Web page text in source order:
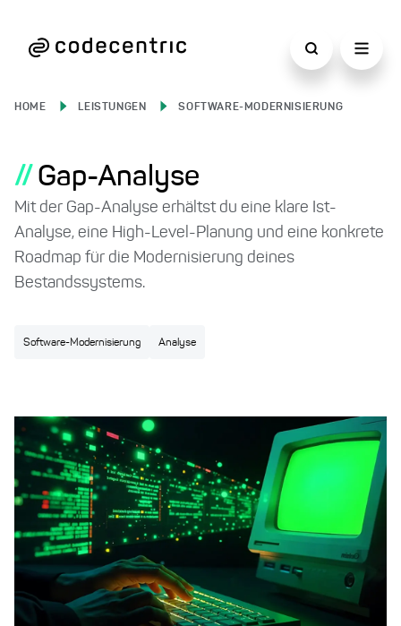
HOME LEISTUNGEN SOFTWARE-MODERNISIERUNG
// Gap-Analyse
Mit der Gap-Analyse erhältst du eine klare Ist-
Analyse, eine High-Level-Planung und eine konkrete
Roadmap für die Modernisierung deines
Bestandssystems.
Software-Modernisierung Analyse